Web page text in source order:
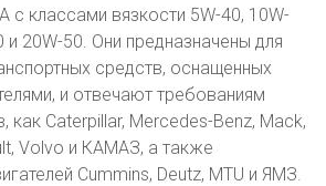
c классами вязкости 5W-40, 10W-
и 20W-50. Они предназначены для
средств, оснащенных
и отвечают требованиям
как Caterpillar, Mercedes-Benz, Mack,
Volvo и КАМАЗ, а также
Cummins, Deutz, MTU и ЯМЗ.